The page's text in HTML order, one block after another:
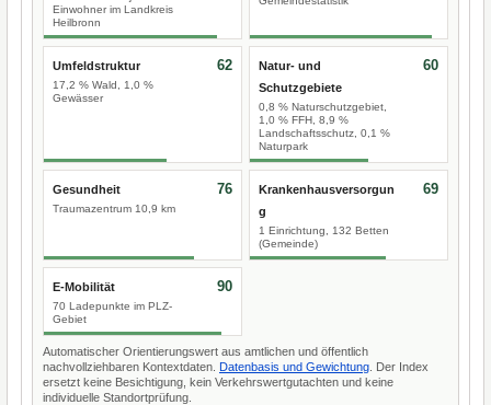
Einwohner im Landkreis
Heilbronn
Umfeldstruktur
17,2 % Wald, 1,0 %
Gewässer
62
Natur- und
Schutzgebiete
0,8 % Naturschutzgebiet,
1,0 % FFH, 8,9 %
Landschaftsschutz, 0,1 %
Naturpark
60
Gesundheit
Traumazentrum 10,9 km
76
Krankenhausversorgun
g
1 Einrichtung, 132 Betten
(Gemeinde)
69
E-Mobilität
70 Ladepunkte im PLZ-
Gebiet
90
Automatischer Orientierungswert aus amtlichen und öffentlich
nachvollziehbaren Kontextdaten. Datenbasis und Gewichtung . Der Index
ersetzt keine Besichtigung, kein Verkehrswertgutachten und keine
individuelle Standortprüfung.